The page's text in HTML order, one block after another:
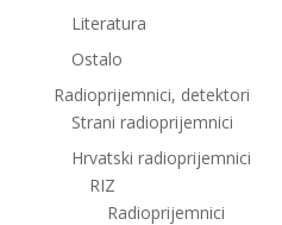
Literatura
Ostalo
Radioprijemnici, detektori
Strani radioprijemnici
Hrvatski radioprijemnici
RIZ
Radioprijemnici